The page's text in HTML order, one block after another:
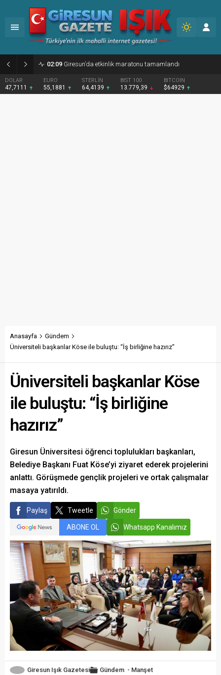
02:09 Giresun’da etkinlik maratonu tamamlandı
DOLAR
47,7111
EURO
55,1881
STERLİN
64,4139
BIST 100
13.779,39
BITCOIN
$64929
Anasayfa
Gündem
Üniversiteli başkanlar Köse ile buluştu: “İş birliğine hazırız”
Üniversiteli başkanlar Köse
ile buluştu: “İş birliğine
hazırız”
Giresun Üniversitesi öğrenci toplulukları başkanları,
Belediye Başkanı Fuat Köse’yi ziyaret ederek projelerini
anlattı. Görüşmede gençlik projeleri ve ortak çalışmalar
masaya yatırıldı.
Paylaş Tweetle Gönder
ABONE OL Whatsapp Kanalımız
Giresun Işık Gazetesi Gündem - Manşet